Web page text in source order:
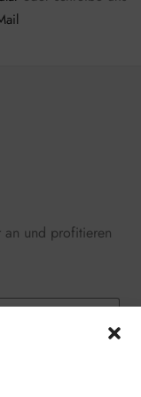
an und profitieren